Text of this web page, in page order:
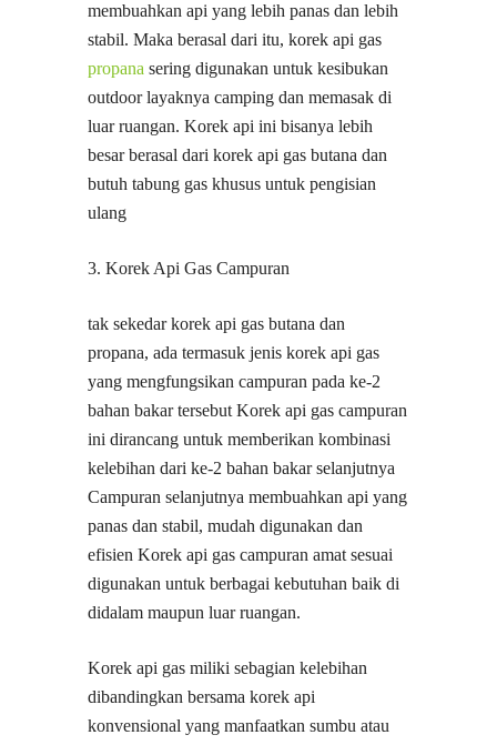
membuahkan api yang lebih panas dan lebih
stabil. Maka berasal dari itu, korek api gas
propana sering digunakan untuk kesibukan
outdoor layaknya camping dan memasak di
luar ruangan. Korek api ini bisanya lebih
besar berasal dari korek api gas butana dan
butuh tabung gas khusus untuk pengisian
ulang
3. Korek Api Gas Campuran
tak sekedar korek api gas butana dan
propana, ada termasuk jenis korek api gas
yang mengfungsikan campuran pada ke-2
bahan bakar tersebut Korek api gas campuran
ini dirancang untuk memberikan kombinasi
kelebihan dari ke-2 bahan bakar selanjutnya
Campuran selanjutnya membuahkan api yang
panas dan stabil, mudah digunakan dan
efisien Korek api gas campuran amat sesuai
digunakan untuk berbagai kebutuhan baik di
didalam maupun luar ruangan.
Korek api gas miliki sebagian kelebihan
dibandingkan bersama korek api
konvensional yang manfaatkan sumbu atau